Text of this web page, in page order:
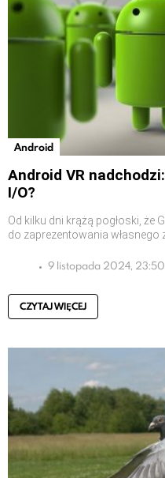
Android
Android VR
I/O?
Od kilku dni krążą pogłoski, że
do zaprezentowania własnego
9 listopada 2024, 23:50
CZYTAJ WIĘCEJ